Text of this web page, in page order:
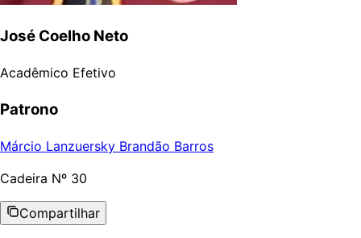
José Coelho Neto
Acadêmico Efetivo
Patrono
Márcio Lanzuersky Brandão Barros
Cadeira Nº 30
Compartilhar